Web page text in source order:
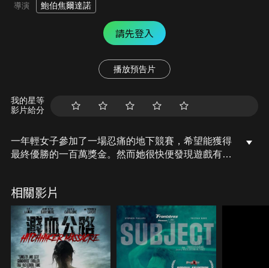
導演 鮑伯焦爾達諾
請先登入
播放預告片
我的星等
影片給分
一年輕女子參加了一場忍痛的地下競賽，希望能獲得
最終優勝的一百萬獎金。然而她很快便發現遊戲有幕
來越無法忍受的恐怖折磨…
相關影片